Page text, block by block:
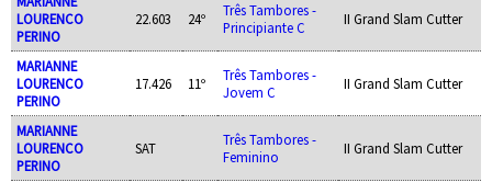
LOURENCO
PERINO
22.603 24º
Três Tambores -
Principiante C
II Grand Slam Cutter
MARIANNE
LOURENCO
PERINO
17.426 11º
Três Tambores -
Jovem C
II Grand Slam Cutter
MARIANNE
LOURENCO
PERINO
SAT
Três Tambores -
Feminino
II Grand Slam Cutter